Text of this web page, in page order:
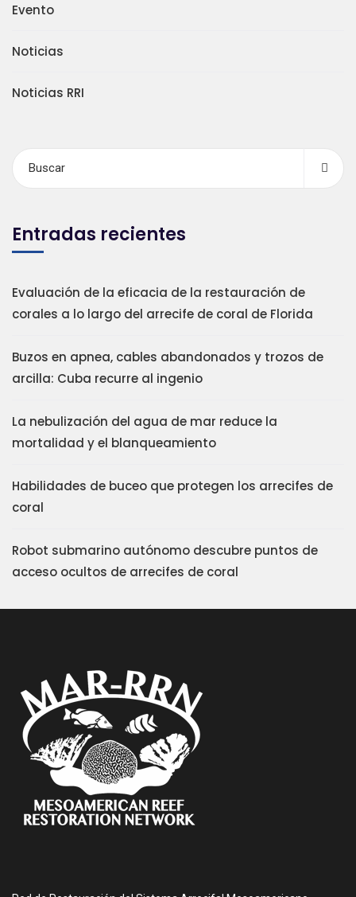
Evento
Noticias
Noticias RRI
Entradas recientes
Evaluación de la eficacia de la restauración de
corales a lo largo del arrecife de coral de Florida
Buzos en apnea, cables abandonados y trozos de
arcilla: Cuba recurre al ingenio
La nebulización del agua de mar reduce la
mortalidad y el blanqueamiento
Habilidades de buceo que protegen los arrecifes de
coral
Robot submarino autónomo descubre puntos de
acceso ocultos de arrecifes de coral